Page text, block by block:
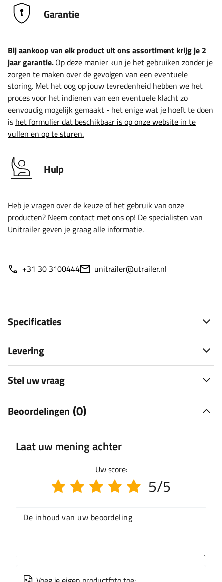
Garantie
Bij aankoop van elk product uit ons assortiment krijg je 2
jaar garantie. Op deze manier kun je het gebruiken zonder je
zorgen te maken over de gevolgen van een eventuele
storing. Met het oog op jouw tevredenheid hebben we het
proces voor het indienen van een eventuele klacht zo
eenvoudig mogelijk gemaakt - het enige wat je hoeft te doen
is het formulier dat beschikbaar is op onze website in te
vullen en op te sturen.
Hulp
Heb je vragen over de keuze of het gebruik van onze
producten? Neem contact met ons op! De specialisten van
Unitrailer geven je graag alle informatie.
+31 30 3100444 unitrailer@utrailer.nl
Specificaties
Levering
Stel uw vraag
Beoordelingen (0)
Laat uw mening achter
Uw score:
5/5
De inhoud van uw beoordeling